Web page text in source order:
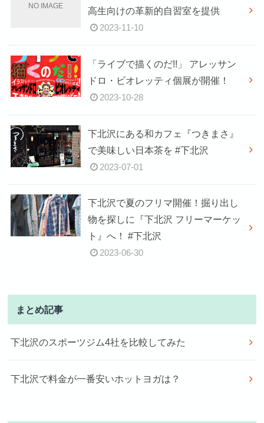
高生向けの革新的自習室を提供
2023-11-10
「ライブで描くのだ!!」 アレッサン
ドロ・ビオレッティ個展が開催！
2023-10-28
下北沢にある和カフェ『つきまさ』
で美味しい日本茶を #下北沢
2023-07-01
下北沢で夏のフリマ開催！掘り出し
物を探しに『下北沢 フリーマーケッ
ト』へ！ #下北沢
2023-06-30
まとめ記事
下北沢のスポーツジム4社を比較してみた
下北沢で料金が一番安いホットヨガは？